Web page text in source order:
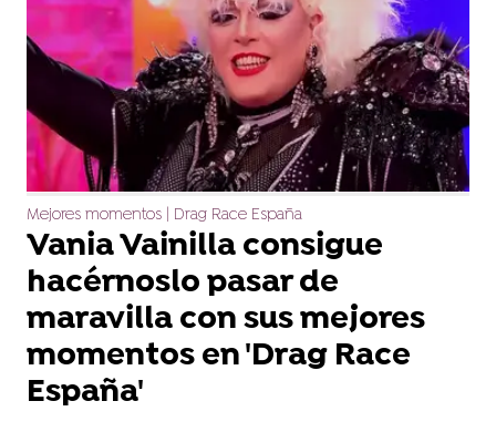
Mejores momentos | Drag Race España
Vania Vainilla consigue
hacérnoslo pasar de
maravilla con sus mejores
momentos en 'Drag Race
España'